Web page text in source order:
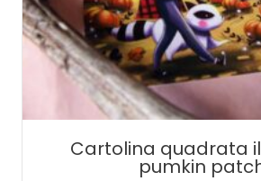
Cartolina quadrata
pumkin